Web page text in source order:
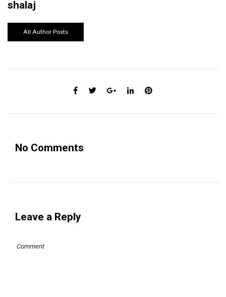
shalaj
All Author Posts
No Comments
Leave a Reply